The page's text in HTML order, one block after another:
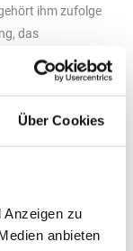
Über Cookies
Anzeigen zu
anbieten
ihm zufolge
das
Eingehen auf
gerade drauf sind
es gravierende
6 Uhr 30 kommen
nur ihren
Vormittag steuern
an, am Abend
haben“,